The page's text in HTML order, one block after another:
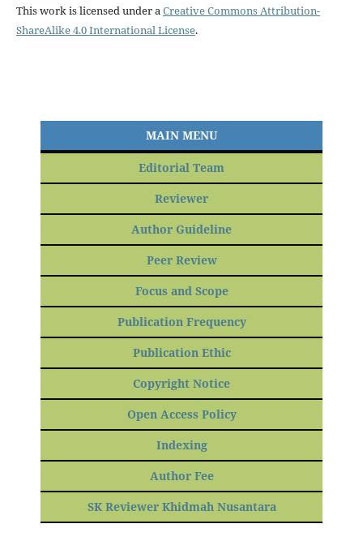
This work is licensed under aCreative Commons Attribution-
ShareAlike 4.0 International License.
MAIN MENU
Editorial Team
Reviewer
Author Guideline
Peer Review
Focus and Scope
Publication Frequency
Publication Ethic
Copyright Notice
Open Access Policy
Indexing
Author Fee
SK Reviewer Khidmah Nusantara